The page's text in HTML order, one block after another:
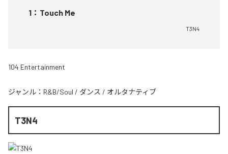
1 ： Touch Me
T3N4
104 Entertainment
ジャンル： R&B/Soul / ダンス / オルタナティブ
T3N4